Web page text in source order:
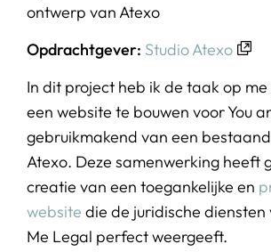
ontwerp van Atexo
Opdrachtgever: Studio Atexo
In dit project heb ik de taak op
een website te bouwen voor You
gebruikmakend van een
Atexo. Deze samenwerking heeft
creatie van een toegankelijke en
website die de juridische diensten
Me Legal perfect weergeeft.